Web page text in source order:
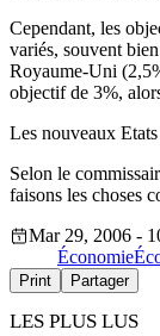
Cependant, les
variés, souvent
Royaume-Uni
objectif de 3%,
Les nouveaux
Selon le
faisons les choses
Mar 29, 2006 -
Économie
Print Partager
LES PLUS LUS